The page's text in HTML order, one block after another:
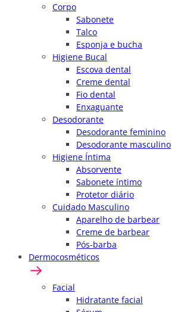
Corpo
Sabonete
Talco
Esponja e bucha
Higiene Bucal
Escova dental
Creme dental
Fio dental
Enxaguante
Desodorante
Desodorante feminino
Desodorante masculino
Higiene Íntima
Absorvente
Sabonete íntimo
Protetor diário
Cuidado Masculino
Aparelho de barbear
Creme de barbear
Pós-barba
Dermocosméticos
Facial
Hidratante facial